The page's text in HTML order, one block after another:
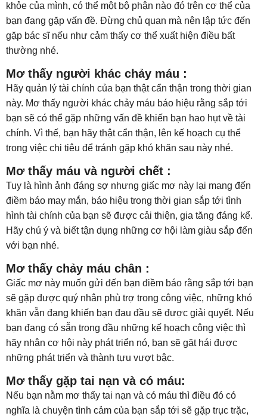
khỏe của mình, có thể một bộ phận nào đó trên cơ thể của
bạn đang gặp vấn đề. Đừng chủ quan mà nên lập tức đến
gặp bác sĩ nếu như cảm thấy cơ thể xuất hiện điều bất
thường nhé.
Mơ thấy người khác chảy máu :
Hãy quản lý tài chính của bạn thật cẩn thận trong thời gian
này. Mơ thấy người khác chảy máu báo hiệu rằng sắp tới
bạn sẽ có thể gặp những vấn đề khiến bạn hao hụt về tài
chính. Vì thế, bạn hãy thật cẩn thận, lên kế hoạch cụ thể
trong việc chi tiêu để tránh gặp khó khăn sau này nhé.
Mơ thấy máu và người chết :
Tuy là hình ảnh đáng sợ nhưng giấc mơ này lại mang đến
điềm báo may mắn, báo hiệu trong thời gian sắp tới tình
hình tài chính của bạn sẽ được cải thiện, gia tăng đáng kể.
Hãy chú ý và biết tận dụng những cơ hội làm giàu sắp đến
với bạn nhé.
Mơ thấy chảy máu chân :
Giấc mơ này muốn gửi đến bạn điềm báo rằng sắp tới bạn
sẽ gặp được quý nhân phù trợ trong công việc, những khó
khăn vẫn đang khiến bạn đau đầu sẽ được giải quyết. Nếu
bạn đang có sẵn trong đầu những kế hoạch công việc thì
hãy nhân cơ hội này phát triển nó, bạn sẽ gặt hái được
những phát triển và thành tựu vượt bậc.
Mơ thấy gặp tai nạn và có máu:
Nếu bạn nằm mơ thấy tai nạn và có máu thì điều đó có
nghĩa là chuyện tình cảm của bạn sắp tới sẽ gặp trục trặc,